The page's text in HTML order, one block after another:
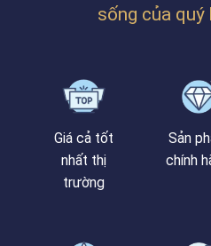
VÀNH
sống của quý
Giá cả tốt
nhất thị
trường
Sản
chính